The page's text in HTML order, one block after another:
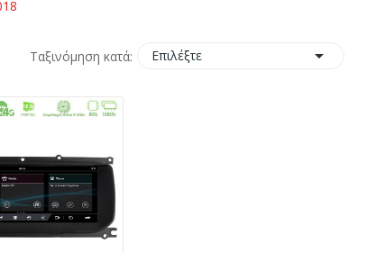
Ταξινόμηση κατά: Επιλέξτε 